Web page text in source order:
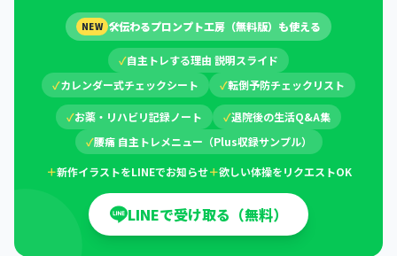
NEW 🛠伝わるプロンプト工房（無料版）も使える
✓自主トレする理由 説明スライド
✓カレンダー式チェックシート ✓転倒予防チェックリスト
✓お薬・リハビリ記録ノート ✓退院後の生活Q&A集
✓腰痛 自主トレメニュー（Plus収録サンプル）
＋新作イラストをLINEでお知らせ＋欲しい体操をリクエストOK
LINEで受け取る（無料）